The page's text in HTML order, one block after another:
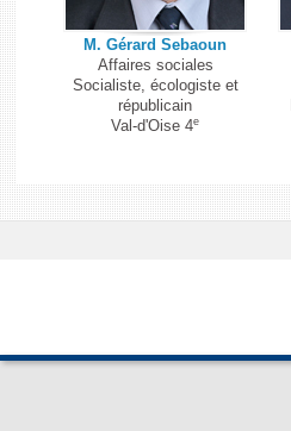
M. Gérard Sebaoun
Affaires sociales
Socialiste, écologiste et
républicain
Val-d'Oise 4e